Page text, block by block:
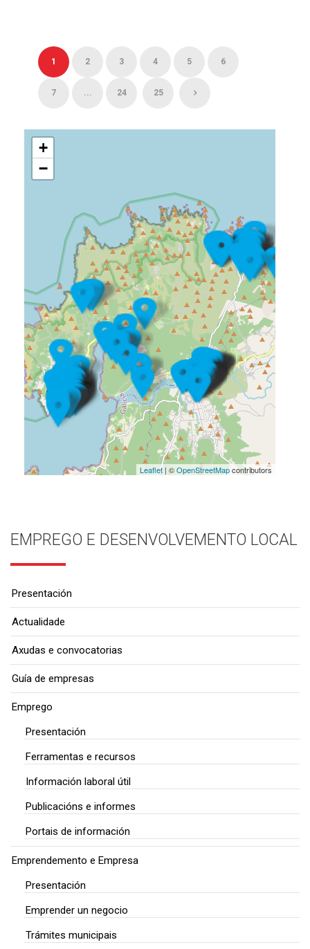
1 2 3 4 5 6
7 ... 24 25
+
−
Leaflet| ©OpenStreetMapcontributors
EMPREGO E DESENVOLVEMENTO LOCAL
Presentación
Actualidade
Axudas e convocatorias
Guía de empresas
Emprego
Presentación
Ferramentas e recursos
Información laboral útil
Publicacións e informes
Portais de información
Emprendemento e Empresa
Presentación
Emprender un negocio
Trámites municipais